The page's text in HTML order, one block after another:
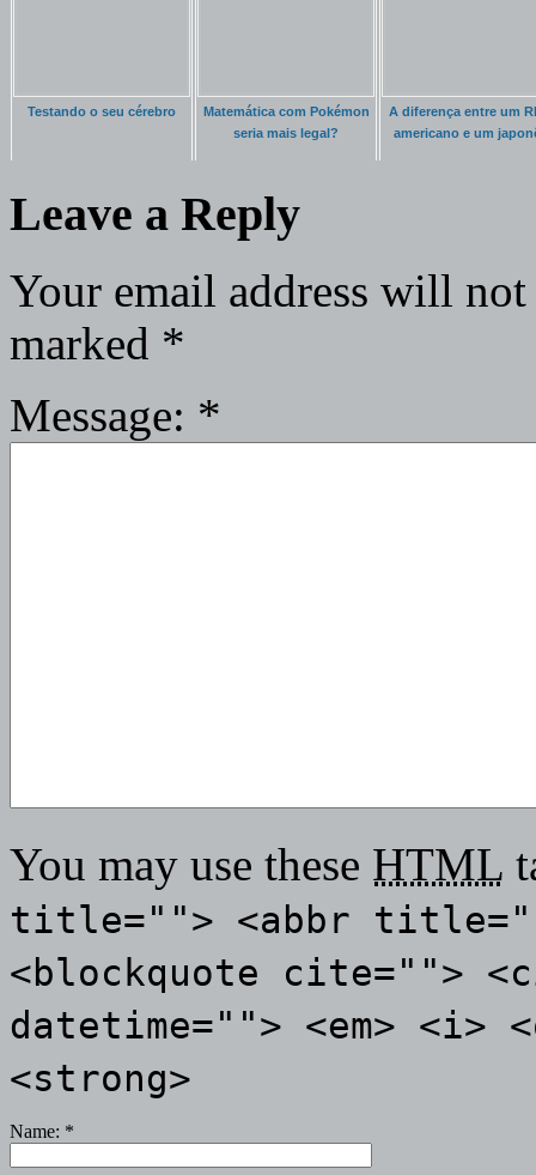
Testando o seu cérebro
Matemática com Pokémon
seria mais legal?
A diferença entre um
americano e um
Leave a Reply
Your email address will
marked *
Message: *
You may use these HTML
title=""> <abbr
<blockquote cite="">
datetime=""> <em> <i>
<strong>
Name: *